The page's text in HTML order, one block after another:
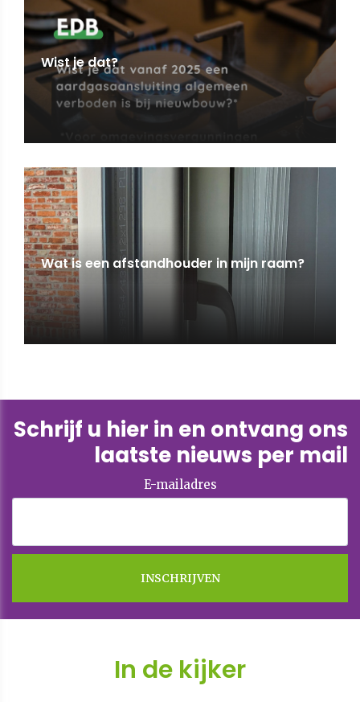
Wist je dat?
Wat is een afstandhouder in mijn raam?
Schrijf u hier in en ontvang ons
laatste nieuws per mail
E-mailadres
In de kijker